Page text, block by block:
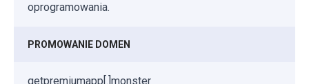
oprogramowania.
PROMOWANIE DOMEN
getpremiumapp[.]monster